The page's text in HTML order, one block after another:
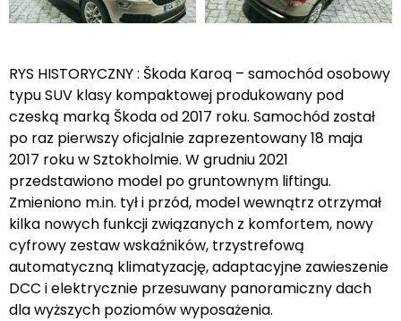
RYS HISTORYCZNY : Škoda Karoq – samochód osobowy
typu SUV klasy kompaktowej produkowany pod
czeską marką Škoda od 2017 roku. Samochód został
po raz pierwszy oficjalnie zaprezentowany 18 maja
2017 roku w Sztokholmie. W grudniu 2021
przedstawiono model po gruntownym liftingu.
Zmieniono m.in. tył i przód, model wewnątrz otrzymał
kilka nowych funkcji związanych z komfortem, nowy
cyfrowy zestaw wskaźników, trzystrefową
automatyczną klimatyzację, adaptacyjne zawieszenie
DCC i elektrycznie przesuwany panoramiczny dach
dla wyższych poziomów wyposażenia.